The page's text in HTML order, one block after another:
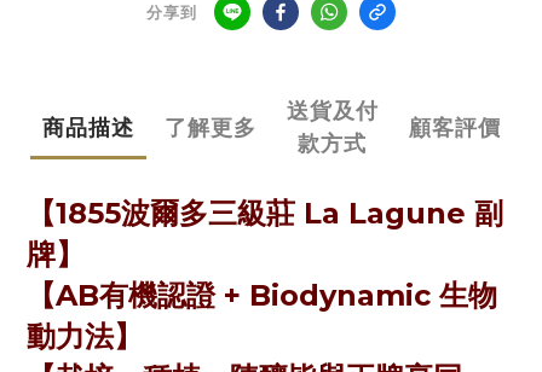
分享到
商品描述 了解更多
送貨及付
款方式
顧客評價
【1855波爾多三級莊 La Lagune 副
牌】
【AB有機認證 + Biodynamic 生物
動力法】